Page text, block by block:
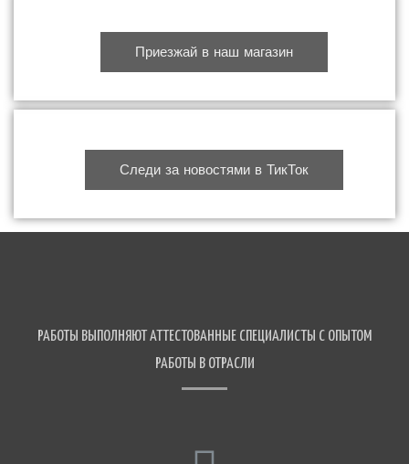
Приезжай в наш магазин
Следи за новостями в ТикТок
РАБОТЫ ВЫПОЛНЯЮТ АТТЕСТОВАННЫЕ СПЕЦИАЛИСТЫ С ОПЫТОМ
РАБОТЫ В ОТРАСЛИ